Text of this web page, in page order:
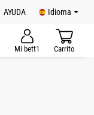
AYUDA Idioma
Mi bett1 Carrito